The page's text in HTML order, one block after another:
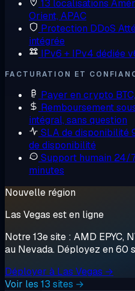
13 localisations
Orient, APAC
Protection DDoS
intégrée
IPv6 + IPv4 dédiée
FACTURATION ET
Payer en crypto
Remboursement
intégral, sans question
SLA de disponibilité
de disponibilité
Support humain 24/
minutes
Nouvelle région
Las Vegas est en ligne
Notre 13e site : AMD EPYC,
au Nevada. Déployez en 60
Déployer à Las Vegas →
Voir les 13 sites →